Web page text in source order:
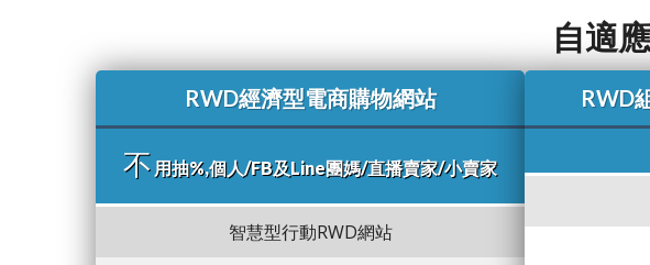
自適
RWD經濟型電商購物網站
不 用抽%,個人/FB及Line團媽/直播賣家/小賣家
智慧型行動RWD網站
RWD